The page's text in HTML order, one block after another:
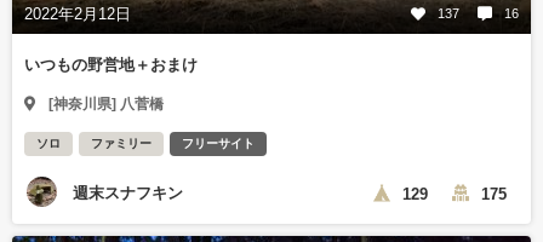
2022年2月12日 137 16
いつもの野営地＋おまけ
[神奈川県] 八菅橋
ソロ ファミリー フリーサイト
週末スナフキン 129 175